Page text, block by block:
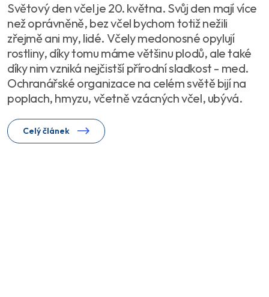
Světový den včel je 20. května. Svůj den mají více
než oprávněně, bez včel bychom totiž nežili
zřejmě ani my, lidé. Včely medonosné opylují
rostliny, díky tomu máme většinu plodů, ale také
díky nim vzniká nejčistší přírodní sladkost - med.
Ochranářské organizace na celém světě bijí na
poplach, hmyzu, včetně vzácných včel, ubývá.
Celý článek